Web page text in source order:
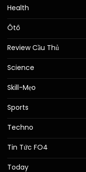
Health
Ôtô
Review Cầu Thủ
Science
Skill-Mẹo
Sports
Techno
Tin Tức FO4
Today